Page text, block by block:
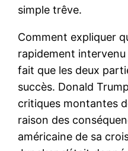
simple trêve.
Comment expliquer
rapidement intervenu
fait que les deux
succès. Donald
critiques montantes
raison des
américaine de sa